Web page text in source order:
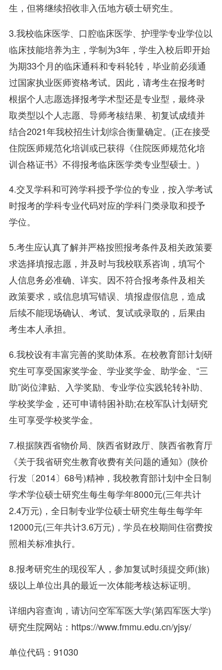
生，但将继续招收非入伍地方硕士研究生。
3.我校临床医学、口腔临床医学、护理学专业学位以
临床技能培养为主，学制为3年，学生入校后即开始
为期33个月的临床通科和专科轮转，毕业前必须通
过国家执业医师资格考试。因此，请考生在报考时
根据个人志愿选择报考学术型还是专业型，最终录
取类型以个人志愿、导师考核结果、初复试成绩并
结合2021年我校招生计划综合衡量确定。(正在接受
住院医师规范化培训或已获得《住院医师规范化培
训合格证书》不得报考临床医学类专业型硕士。)
4.交叉学科和可跨学科授予学位的专业，按入学考试
时报考的学科专业代码对应的学科门类录取和授予
学位。
5.考生应认真了解并严格按照报考条件及相关政策要
求选择填报志愿，并及时与我校联系咨询，填写个
人信息务必准确、详实。因不符合报考条件及相关
政策要求，或信息填写错误、填报虚假信息，造成
后续不能现场确认、考试、复试或录取的，后果由
考生本人承担。
6.我校设有丰富完善的奖助体系。在校教育部计划研
究生可享受国家奖学金、学业奖学金、助学金、“三
助”岗位津贴、入学奖励、专业学位实践轮转补助、
学校奖学金，还可申请特困补助;在校军队计划研究
生可享受学校奖学金。
7.根据陕西省物价局、陕西省财政厅、陕西省教育厅
《关于我省研究生教育收费有关问题的通知》(陕价
行发〔2014〕68号)精神，我校教育部计划中全日制
学术学位硕士研究生每生每学年8000元(三年共计
2.4万元)，全日制专业学位硕士研究生每生每学年
12000元(三年共计3.6万元)，学员在校期间住宿费按
照相关标准执行。
8.报考研究生的现役军人，参加复试时须提交师(旅)
级以上单位出具的最近一次体能考核达标证明。
详细内容查询，请访问空军军医大学(第四军医大学)
研究生院网站：https://www.fmmu.edu.cn/yjsy/
单位代码：91030